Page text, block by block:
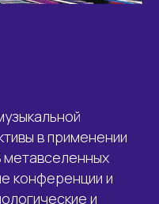
в применении
метавселенных
конференции и
и